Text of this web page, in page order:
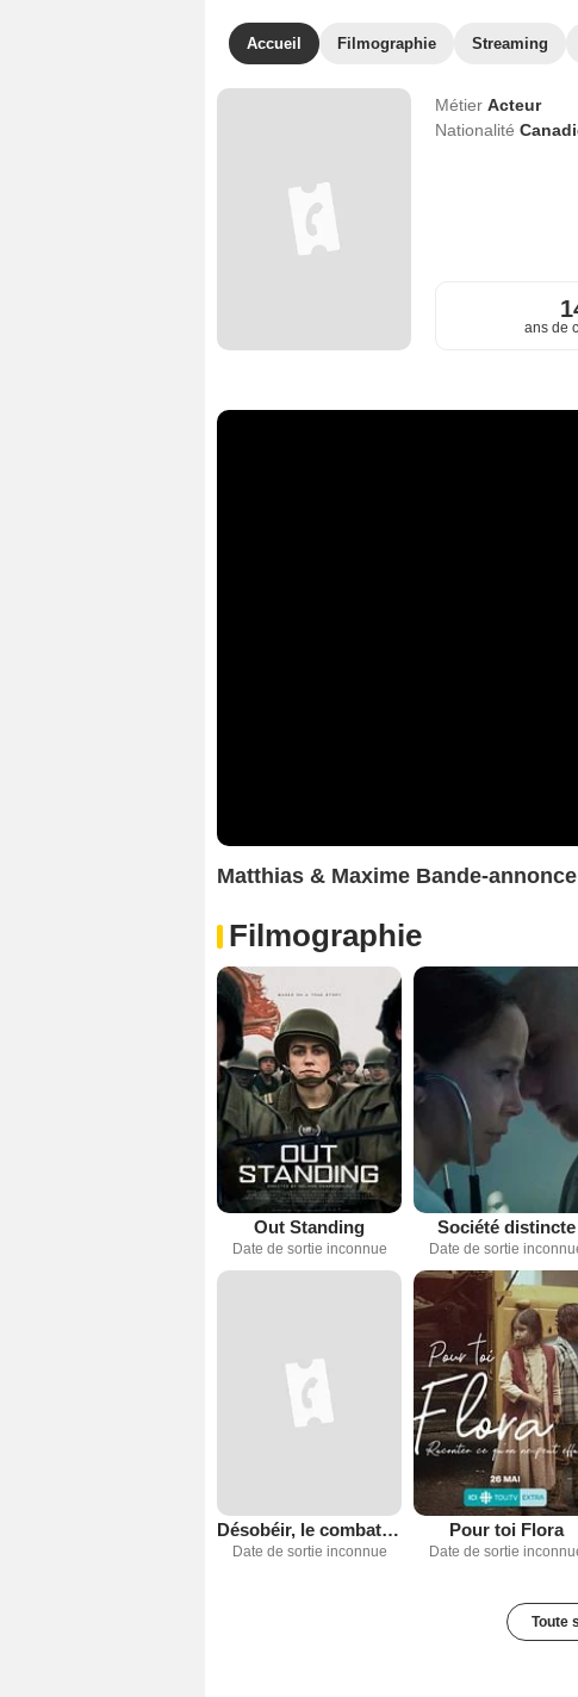
Accueil Filmographie Streaming
Métier Acteur
Nationalité
ans de
Matthias & Maxime Bande-
Filmographie
Out Standing
Date de sortie inconnue
Société distincte
Date de sortie
Désobéir, le combat de Chantal Daigle
Date de sortie inconnue
Pour toi Flora
Date de sortie
Toute